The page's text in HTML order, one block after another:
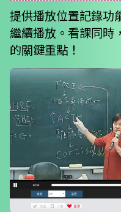
提供播放位置記錄功
繼續播放。看課同時
的關鍵重點！